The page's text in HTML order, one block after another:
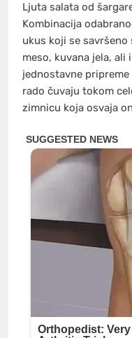
Ljuta salata od
Kombinacija
ukus koji se savršeno
meso, kuvana jela, ali
jednostavne
rado čuvaju tokom
zimnicu koja osvaja